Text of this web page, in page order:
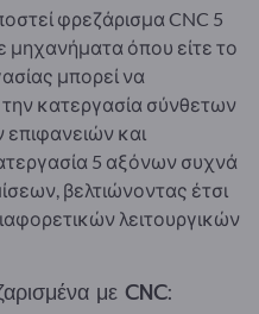
φρεζάρισμα CNC 5
όπου είτε το
μπορεί να
την κατεργασία σύνθετων
και
5 αξόνων συχνά
βελτιώνοντας έτσι
λειτουργικών
με CNC: